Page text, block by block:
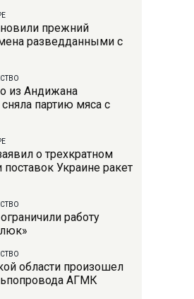
прежний
разведданными с
из Андижана
партию мяса с
о трехкратном
Украине ракет
работу
области произошел
АГМК